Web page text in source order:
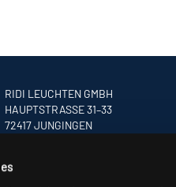
RIDI LEUCHTEN GMBH
HAUPTSTRASSE 31–33
72417 JUNGINGEN
INFO